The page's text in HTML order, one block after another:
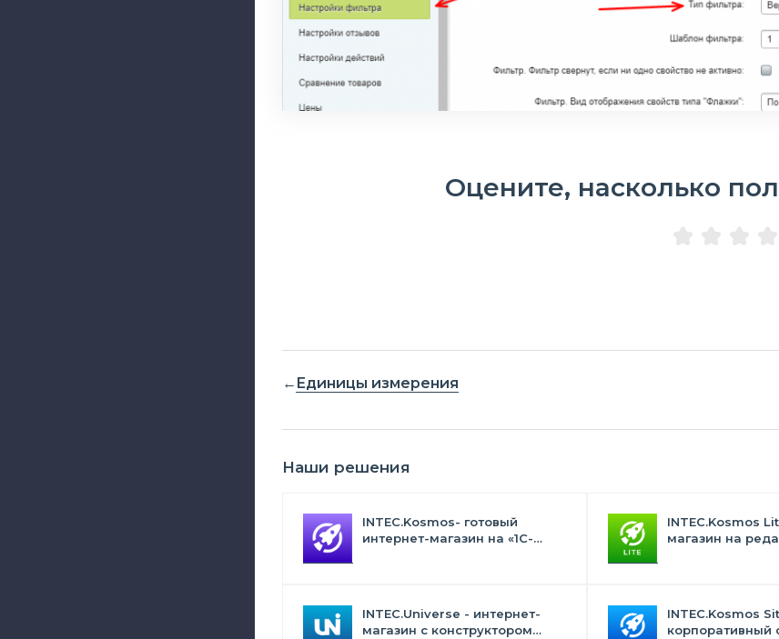
Оцените, насколько
Единицы измерения
Наши решения
INTEC.Kosmos- готовый
интернет-магазин на «1С-
INTEC.Kosmos
магазин на
INTEC.Universe - интернет-
магазин с конструктором
INTEC.Kosmos
корпоративный